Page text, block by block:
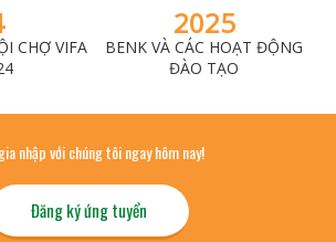
CHỢ VIFA
2025
BENK VÀ CÁC HOẠT ĐỘNG
ĐÀO TẠO
nhập với chúng tôi ngay hôm nay!
Đăng ký ứng tuyển